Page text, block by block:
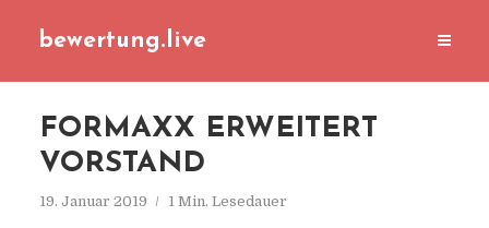
bewertung.live
FORMAXX ERWEITERT
VORSTAND
19. Januar 2019 1 Min. Lesedauer